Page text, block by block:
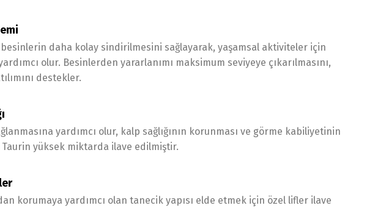
besinlerin daha kolay sindirilmesini sağlayarak, yaşamsal aktiviteler için
olur. Besinlerden yararlanımı maksimum seviyeye çıkarılmasını,
destekler.
yardımcı olur, kalp sağlığının korunması ve görme kabiliyetinin
yüksek miktarda ilave edilmiştir.
korumaya yardımcı olan tanecik yapısı elde etmek için özel lifler ilave